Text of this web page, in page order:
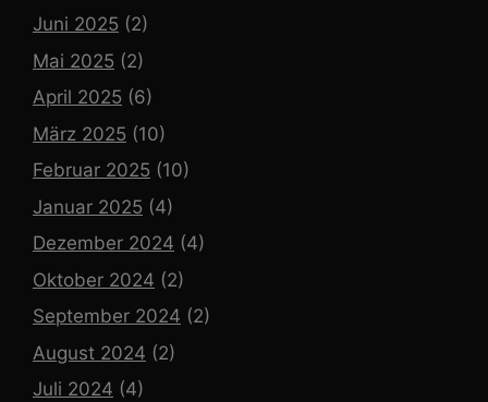
Juni 2025 (2)
Mai 2025 (2)
April 2025 (6)
März 2025 (10)
Februar 2025 (10)
Januar 2025 (4)
Dezember 2024 (4)
Oktober 2024 (2)
September 2024 (2)
August 2024 (2)
Juli 2024 (4)